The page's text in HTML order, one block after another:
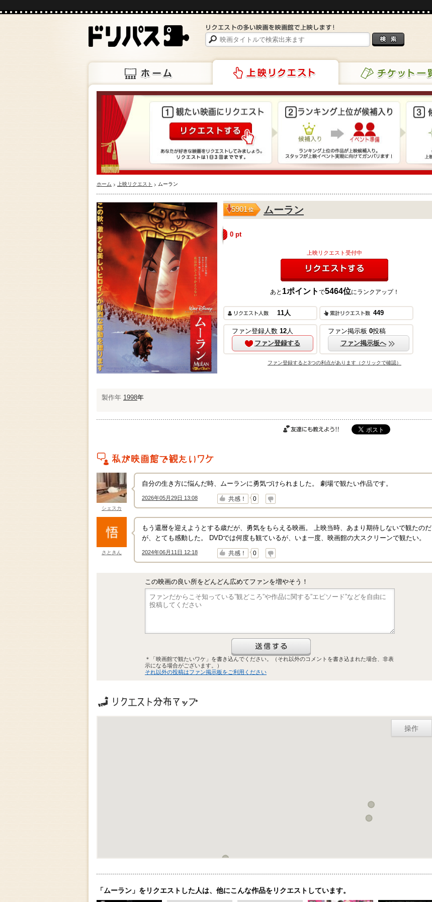
チケット一覧
ホーム 上映リクエスト ムーラン
5901位 ムーラン
0 pt
上映リクエスト受付中
リクエストする
あと 1ポイント で5464位にランクアップ！
11人 449
ファン登録人数 12人
ファン登録する
ファン掲示板 0投稿
ファン掲示板へ
ファン登録すると3つの利点があります（クリックで確認）
製作年 1998年
私がこの作品を映画館で観たいワケ
シェスカ
自分の生き方に悩んだ時、ムーランに勇気づけられました。 劇場で観たい作品です。
2026年05月29日 13:08
↑ 共感！ 0
↓
さときん
もう還暦を迎えようとする歳だが、勇気をもらえる映画。 上映当時、あまり期待しないで観たのだ
が、とても感動した。 DVDでは何度も観ているが、いま一度、映画館の大スクリーンで観たい。
2024年06月11日 12:18
↑ 共感！ 0
↓
この映画の良い所をどんどん広めてファンを増やそう！
＊「映画館で観たいワケ」を書き込んでください。（それ以外のコメントを書き込まれた場合、非表
示になる場合がございます。）
それ以外の投稿はファン掲示板をご利用ください
操作
「ムーラン」をリクエストした人は、他にこんな作品をリクエストしています。
ご購入はこちら